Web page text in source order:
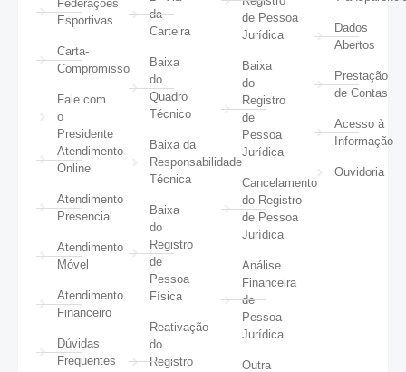
Federações
Esportivas
Carta-
Compromisso
Fale com
o
Presidente
Atendimento
Online
Atendimento
Presencial
Atendimento
Móvel
Atendimento
Financeiro
Dúvidas
Frequentes
da
Carteira
Baixa
do
Quadro
Técnico
Baixa da
Responsabilidade
Técnica
Baixa
do
Registro
de
Pessoa
Física
Reativação
do
Registro
de Pessoa
Jurídica
Baixa
do
Registro
de
Pessoa
Jurídica
Cancelamento
do Registro
de Pessoa
Jurídica
Análise
Financeira
de
Pessoa
Jurídica
Outra
Dados
Abertos
Prestação
de Contas
Acesso à
Informação
Ouvidoria